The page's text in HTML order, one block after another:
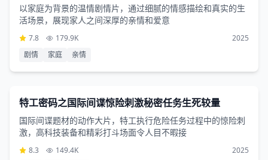
以家庭为背景的温情剧情片，通过细腻的情感描绘和真实的生
活场景，展现家人之间深厚的亲情和爱意
7.8 179.9K
2025
剧情
家庭 亲情
1小时15分钟
动作片
特工密码之国际间谍惊险刺激秘密任务生死较量
国际间谍题材的动作大片，特工执行危险任务过程中的惊险刺
激，高科技装备和精彩打斗场面令人目不暇接
8.3 149.4K
2025